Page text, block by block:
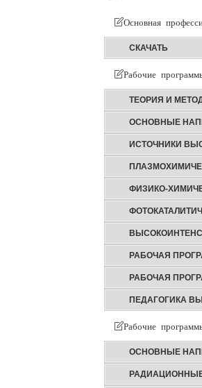
Основная
СКАЧАТЬ
Рабочие
ТЕОРИЯ И
ОСНОВНЫЕ
ИСТОЧНИКИ
ФИЗИКО-
РАБОЧАЯ
РАБОЧАЯ
ПЕДАГОГИКА
Рабочие
ОСНОВНЫЕ